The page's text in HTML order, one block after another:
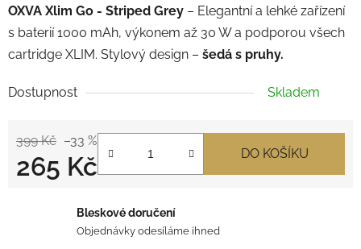
OXVA Xlim Go - Striped Grey – Elegantní a lehké zařízení
s baterií 1000 mAh, výkonem až 30 W a podporou všech
cartridge XLIM. Stylový design – šedá s pruhy.
Dostupnost Skladem
399 Kč –33 %
265 Kč DO KOŠÍKU
Bleskové doručení
Objednávky odesíláme ihned